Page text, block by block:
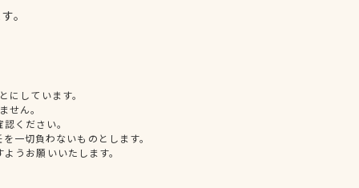
。
しています。
せん。
ください。
一切負わないものとします。
うお願いいたします。